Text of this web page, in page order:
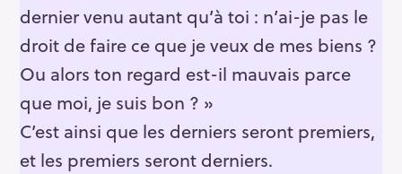
dernier venu autant qu’à toi : n’ai-je pas le
droit de faire ce que je veux de mes biens ?
Ou alors ton regard est-il mauvais parce
que moi, je suis bon ? »
C’est ainsi que les derniers seront premiers,
et les premiers seront derniers.